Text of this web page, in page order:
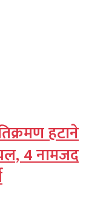
हटाने
4 नामजद